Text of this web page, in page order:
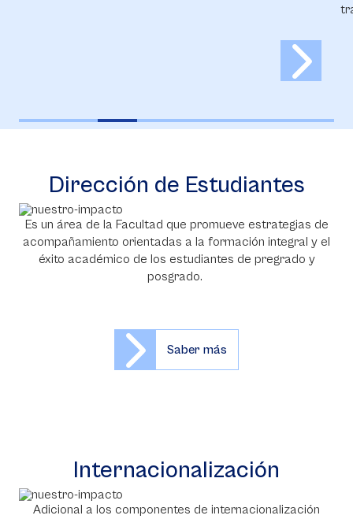
Dirección de Estudiantes
Es un área de la Facultad que promueve estrategias de
acompañamiento orientadas a la formación integral y el
éxito académico de los estudiantes de pregrado y
posgrado.
Saber más
Internacionalización
Adicional a los componentes de internacionalización